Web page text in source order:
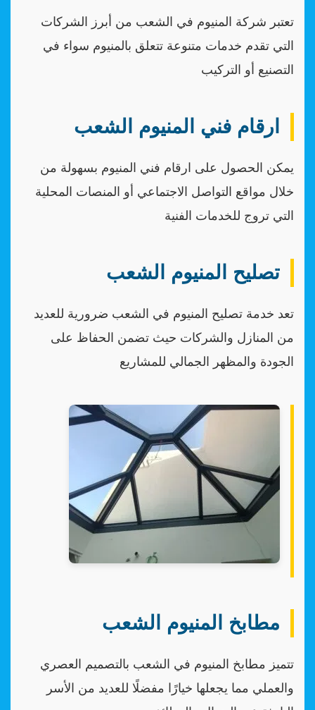
تعتبر شركة المنيوم في الشعب من أبرز الشركات
التي تقدم خدمات متنوعة تتعلق بالمنيوم سواء في
التصنيع أو التركيب
ارقام فني المنيوم الشعب
يمكن الحصول على ارقام فني المنيوم بسهولة من
خلال مواقع التواصل الاجتماعي أو المنصات المحلية
التي تروج للخدمات الفنية
تصليح المنيوم الشعب
تعد خدمة تصليح المنيوم في الشعب ضرورية للعديد
من المنازل والشركات حيث تضمن الحفاظ على
الجودة والمظهر الجمالي للمشاريع
مطابخ المنيوم الشعب
تتميز مطابخ المنيوم في الشعب بالتصميم العصري
والعملي مما يجعلها خيارًا مفضلًا للعديد من الأسر